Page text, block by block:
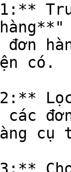
đơn
có.
các
cụ